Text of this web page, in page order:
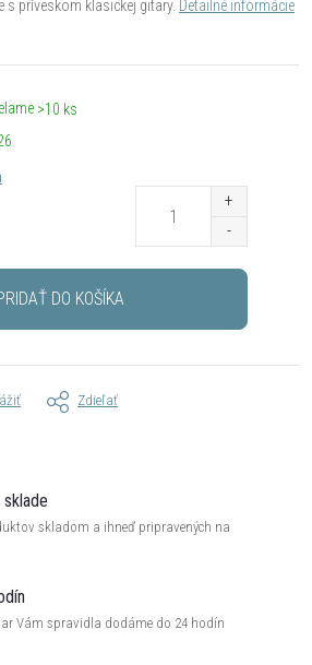
s príveskom klasickej gitary. Detailné informácie
>10 ks
DO KOŠÍKA
Zdieľať
skladom a ihneď pripravených na
Vám spravidla dodáme do 24 hodín